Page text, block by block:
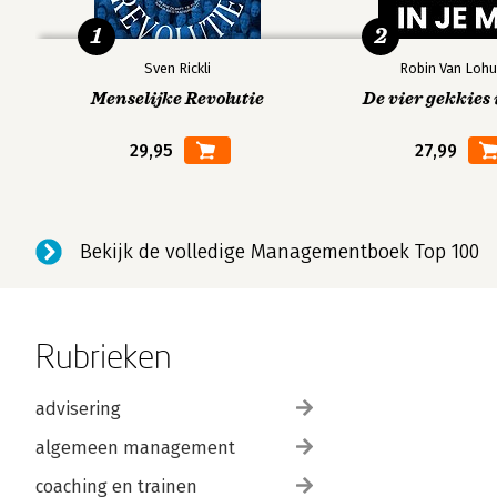
Indiase dahl met pompoen en spinazie 58
Mungbonencurry 60
Thaise groentencurry 62
Mung dahl linzencurry 64
Kerrieblad en korianderchutney 68
Mangochutney 71
Ananaschutney 72
Mung & fruitsalade 75
Gekiemde dosa 77
Gekiemde mung pakoda 78
Sven Rickli
Menselijke Revolutie
29,95
1
Robin Van
De vier gekkies
27,99
2
Bekijk de volledige Managementboek Top 100
Rubrieken
advisering
algemeen management
coaching en trainen